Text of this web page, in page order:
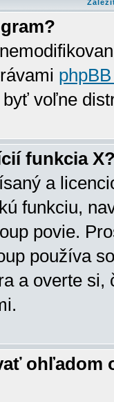
voľne
funkcia
a
funkciu,
povie.
používa
a overte
ohľadom